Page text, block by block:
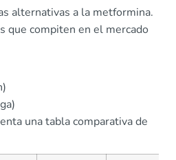
alternativas a la metformina.
que compiten en el mercado
una tabla comparativa de